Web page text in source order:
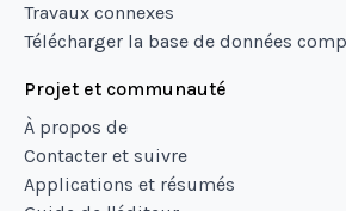
Travaux connexes
Télécharger la base de données
Projet et communauté
À propos de
Contacter et suivre
Applications et résumés